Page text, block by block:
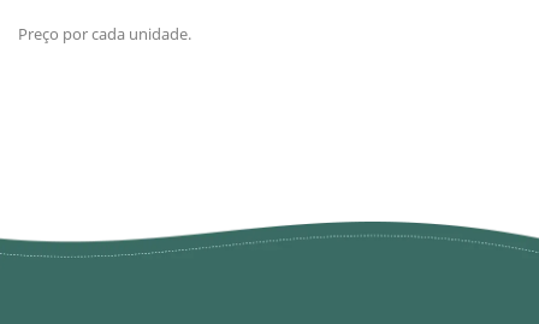
Preço por cada unidade.